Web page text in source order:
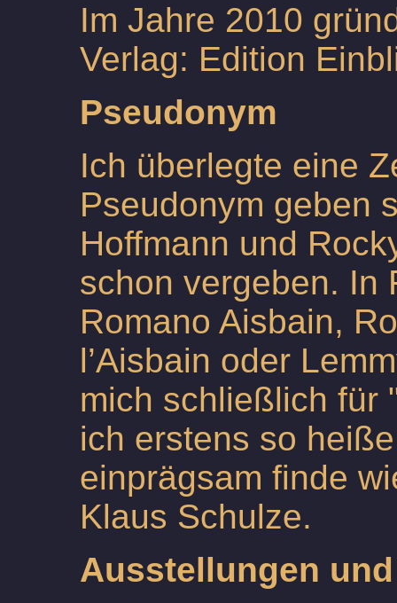
Im Jahre 2010
Verlag: Edition
Pseudonym
Ich überlegte eine
Pseudonym geben
Hoffmann und
schon vergeben. In
Romano Aisbain,
l’Aisbain oder
mich schließlich für
ich erstens so
einprägsam finde
Klaus Schulze.
Ausstellungen